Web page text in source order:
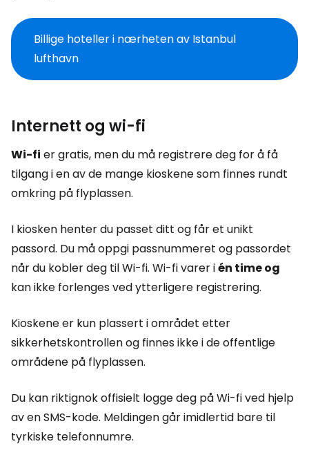
Billige hoteller i nærheten av Istanbul
lufthavn
Internett og wi-fi
Wi-fi er gratis, men du må registrere deg for å få
tilgang i en av de mange kioskene som finnes rundt
omkring på flyplassen.
I kiosken henter du passet ditt og får et unikt
passord. Du må oppgi passnummeret og passordet
når du kobler deg til Wi-fi. Wi-fi varer ién time og
kan ikke forlenges ved ytterligere registrering.
Kioskene er kun plassert i området etter
sikkerhetskontrollen og finnes ikke i de offentlige
områdene på flyplassen.
Du kan riktignok offisielt logge deg på Wi-fi ved hjelp
av en SMS-kode. Meldingen går imidlertid bare til
tyrkiske telefonnumre.